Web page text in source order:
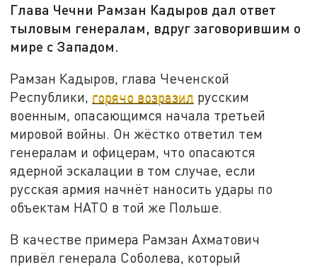
Глава Чечни Рамзан Кадыров дал ответ
тыловым генералам, вдруг заговорившим о
мире с Западом.
Рамзан Кадыров, глава Чеченской
Республики, горячо возразил русским
военным, опасающимся начала третьей
мировой войны. Он жёстко ответил тем
генералам и офицерам, что опасаются
ядерной эскалации в том случае, если
русская армия начнёт наносить удары по
объектам НАТО в той же Польше.
В качестве примера Рамзан Ахматович
привёл генерала Соболева, который